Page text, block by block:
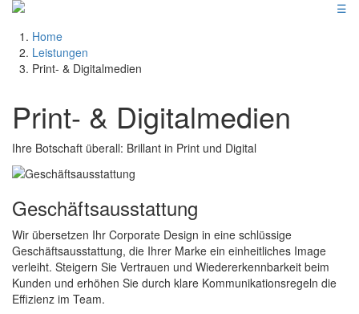
☰
Home
Leistungen
Print- & Digitalmedien
Print- & Digitalmedien
Ihre Botschaft überall: Brillant in Print und Digital
Geschäftsausstattung
Wir übersetzen Ihr Corporate Design in eine schlüssige
Geschäftsausstattung, die Ihrer Marke ein einheitliches Image
verleiht. Steigern Sie Vertrauen und Wiedererkennbarkeit beim
Kunden und erhöhen Sie durch klare Kommunikationsregeln die
Effizienz im Team.